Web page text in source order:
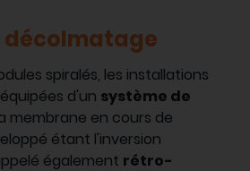
décolmatage
spiralés, les installations
d'un système de
membrane en cours de
étant l'inversion
également rétro-